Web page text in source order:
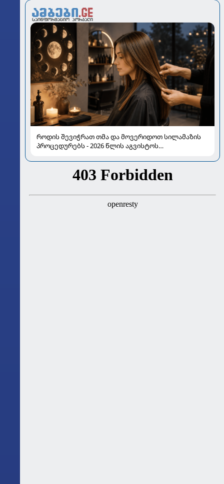
როდის შევიჭრათ თმა და მოვერიდოთ სილამაზის
პროცედურებს - 2026 წლის აგვისტოს